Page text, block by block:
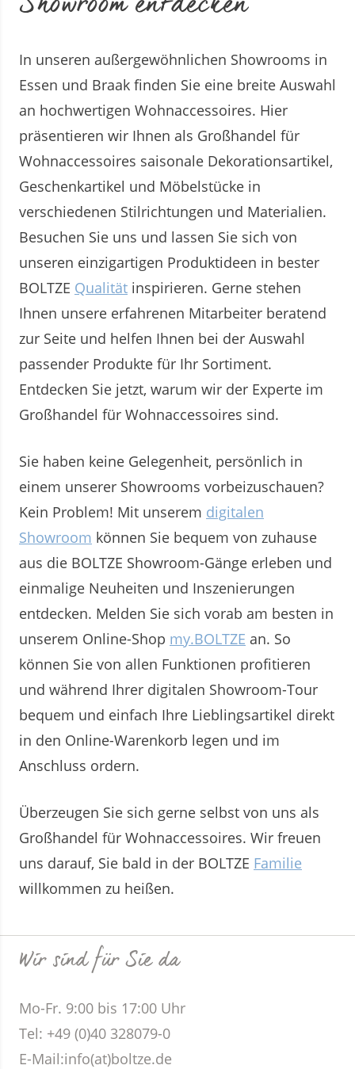
In unseren außergewöhnlichen Showrooms in
Essen und Braak finden Sie eine breite Auswahl
an hochwertigen Wohnaccessoires. Hier
präsentieren wir Ihnen als Großhandel für
Wohnaccessoires saisonale Dekorationsartikel,
Geschenkartikel und Möbelstücke in
verschiedenen Stilrichtungen und Materialien.
Besuchen Sie uns und lassen Sie sich von
unseren einzigartigen Produktideen in bester
BOLTZE Qualität inspirieren. Gerne stehen
Ihnen unsere erfahrenen Mitarbeiter beratend
zur Seite und helfen Ihnen bei der Auswahl
passender Produkte für Ihr Sortiment.
Entdecken Sie jetzt, warum wir der Experte im
Großhandel für Wohnaccessoires sind.
Sie haben keine Gelegenheit, persönlich in
einem unserer Showrooms vorbeizuschauen?
Kein Problem! Mit unserem digitalen
Showroom können Sie bequem von zuhause
aus die BOLTZE Showroom-Gänge erleben und
einmalige Neuheiten und Inszenierungen
entdecken. Melden Sie sich vorab am besten in
unserem Online-Shop my.BOLTZE an. So
können Sie von allen Funktionen profitieren
und während Ihrer digitalen Showroom-Tour
bequem und einfach Ihre Lieblingsartikel direkt
in den Online-Warenkorb legen und im
Anschluss ordern.
Überzeugen Sie sich gerne selbst von uns als
Großhandel für Wohnaccessoires. Wir freuen
uns darauf, Sie bald in der BOLTZE Familie
willkommen zu heißen.
Wir sind für Sie da
Mo-Fr. 9:00 bis 17:00 Uhr
Tel: +49 (0)40 328079-0
E-Mail:info(at)boltze.de